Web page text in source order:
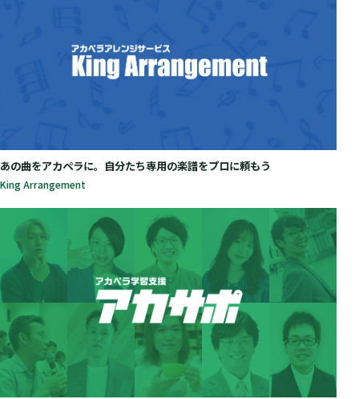
あの曲をアカペラに。自分たち専用の楽譜をプロに頼もう
King Arrangement